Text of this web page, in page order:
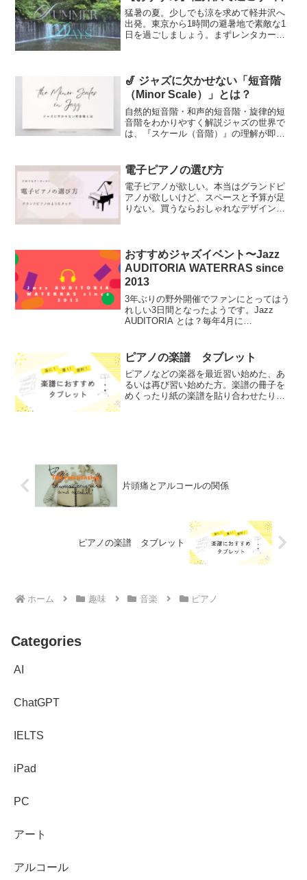
駅から東海道新幹線で名...
猛暑の夏。少しでも涼を求めて軽井沢へ
出発。東京から1時間の避暑地で素敵な1
日を過ごしましょう。まずレンタカー軽
レンタカー軽井沢駅前店...
🎷 ジャズに欠かせない「短音階
（Minor Scale）」とは？
自然的短音階・和声的短音階・旋律的短
音階をわかりやすく解説ジャズの世界で
は、『スケール（音階）』の理解が即興
Scale）」は、ブルージーで深みのある響
きを作...
電子ピアノの選び方
電子ピアノが欲しい。本当はグランドピ
アノが欲しいけど、スペースと予算が足
りない。買うならおしゃれなデザインの
トで紹介している商品・サ...
おすすめジャズイベント〜Jazz
AUDITORIA WATERRAS since
2013
3年ぶりの野外開催でファンにとってはう
れしい3日間となったようです。Jazz
AUDITORIA とは？毎年4月に
る人々が、家族や仲間とともにライヴ・
ミュージッ...
ピアノの楽譜 タブレット
ピアノなどの楽器を最近習い始めた、あ
るいは再び習い始めた方。楽譜の冊子を
めくったり紙の楽譜を貼り合わせたりす
片頭痛とアルコールの関係
ピアノの楽譜 タブレット
ホーム 趣味 音楽 ピアノ
Categories
AI
ChatGPT
IELTS
iPad
PC
アート
アルコール